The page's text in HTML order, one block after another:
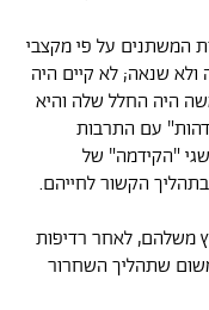
המשתנים על פי מקצבי
ולא שנאה; לא קיים היה
היה החלל שלה והיא
עם התרבות
"הקידמה" של
הקשור לחייהם.
משלהם, לאחר רדיפות
משום שתהליך השחרור